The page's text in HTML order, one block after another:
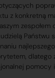
z konkretną
zespołem
Państwu
dlatego
pomocy